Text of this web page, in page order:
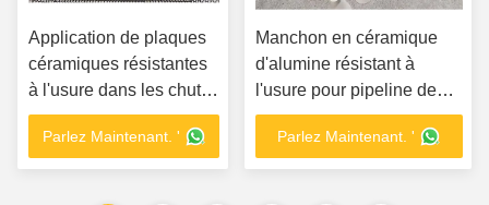
Application de plaques
céramiques résistantes
à l'usure dans les chutes
minières
Parlez Maintenant. '
Manchon en céramique
d'alumine résistant à
l'usure pour pipeline de
transport pneumatique
Parlez Maintenant. '